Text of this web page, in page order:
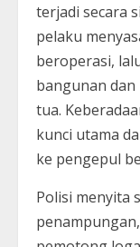
terjadi secara
pelaku
beroperasi,
bangunan
tua.
kunci utama
ke pengepul
Polisi menyita